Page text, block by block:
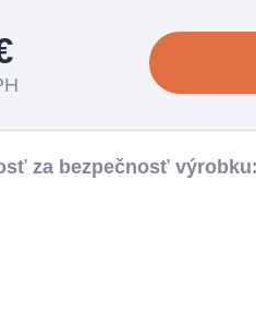
za bezpečnosť výrobku: